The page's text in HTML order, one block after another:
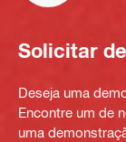
Solicitar
Deseja uma
Encontre um de
uma